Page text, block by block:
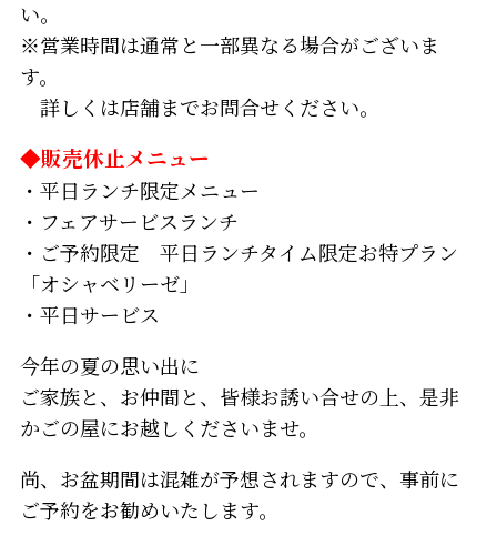
い。
※営業時間は通常と一部異なる場合がございま
す。
詳しくは店舗までお問合せください。
◆販売休止メニュー
・平日ランチ限定メニュー
・フェアサービスランチ
・ご予約限定 平日ランチタイム限定お特プラン
「オシャベリーゼ」
・平日サービス
今年の夏の思い出に
ご家族と、お仲間と、皆様お誘い合せの上、是非
かごの屋にお越しくださいませ。
尚、お盆期間は混雑が予想されますので、事前に
ご予約をお勧めいたします。